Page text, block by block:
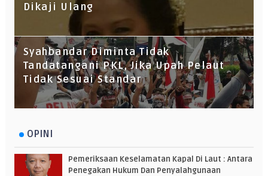
Dikaji Ulang
Syahbandar Diminta Tidak
Tandatangani PKL, Jika Upah Pelaut
Tidak Sesuai Standar
OPINI
Pemeriksaan Keselamatan Kapal Di Laut : Antara
Penegakan Hukum Dan Penyalahgunaan